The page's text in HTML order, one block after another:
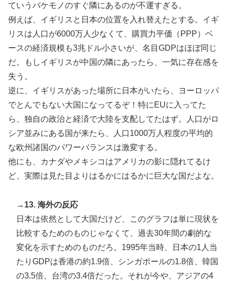
ていうバケモノのすぐ隣にあるのが不運すぎる。
例えば、イギリスと日本の位置を入れ替えたとする。イギ
リスは人口が6000万人少なくて、購買力平価（PPP）ベ
ースの経済規模も3兆ドル小さいが、名目GDPはほぼ同じ
だ。もしイギリスが中国の隣にあったら、一気に存在感を
失う。
逆に、イギリスがあった場所に日本がいたら、ヨーロッパ
でとんでもない大国になってるぞ！特にEUに入ってた
ら、独自の政治と経済で大陸を支配してたはず。人口がロ
シア並みにある国が来たら、人口1000万人程度の平均的
な欧州諸国のパワーバランスは激変する。
他にも、カナダやメキシコはアメリカの影に隠れてるけ
ど、実際は見た目よりはるかにはるかに巨大な国だよな。
→13. 海外の反応
日本は依然として大国だけど、このグラフは単に現状を
比較するためのものじゃなくて、過去30年間の劇的な
変化を示すためのものだろ。1995年当時、日本の1人当
たりGDPは香港の約1.9倍、シンガポールの1.8倍、韓国
の3.5倍、台湾の3.4倍だった。それが今や、アジアの4